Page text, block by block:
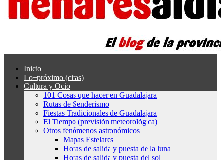
Inicio
Lo+próximo (citas)
Cultura y Ocio
101 Cosas que hacer en Guadalajara
Rutas de Senderismo
Fiestas Tradicionales de Guadalajara
El Tiempo (previsión meteorológica)
Otros fenómenos astronómicos
Mapas Estelares
Horas de salida y puesta de la luna
Horas de salida y puesta del sol